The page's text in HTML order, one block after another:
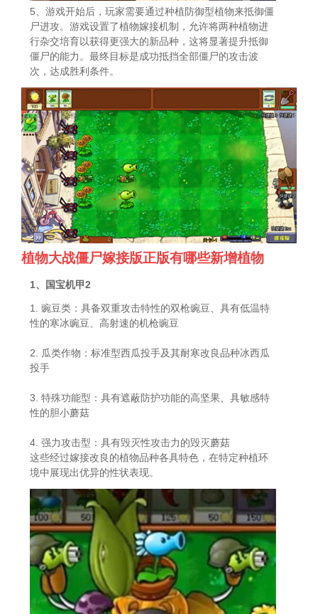
5、游戏开始后，玩家需要通过种植防御型植物来抵御僵
尸进攻。游戏设置了植物嫁接机制，允许将两种植物进
行杂交培育以获得更强大的新品种，这将显著提升抵御
僵尸的能力。最终目标是成功抵挡全部僵尸的攻击波
次，达成胜利条件。
植物大战僵尸嫁接版正版有哪些新增植物
1、国宝机甲2
1. 豌豆类：具备双重攻击特性的双枪豌豆、具有低温特
性的寒冰豌豆、高射速的机枪豌豆
2. 瓜类作物：标准型西瓜投手及其耐寒改良品种冰西瓜
投手
3. 特殊功能型：具有遮蔽防护功能的高坚果、具敏感特
性的胆小蘑菇
4. 强力攻击型：具有毁灭性攻击力的毁灭蘑菇
这些经过嫁接改良的植物品种各具特色，在特定种植环
境中展现出优异的性状表现。